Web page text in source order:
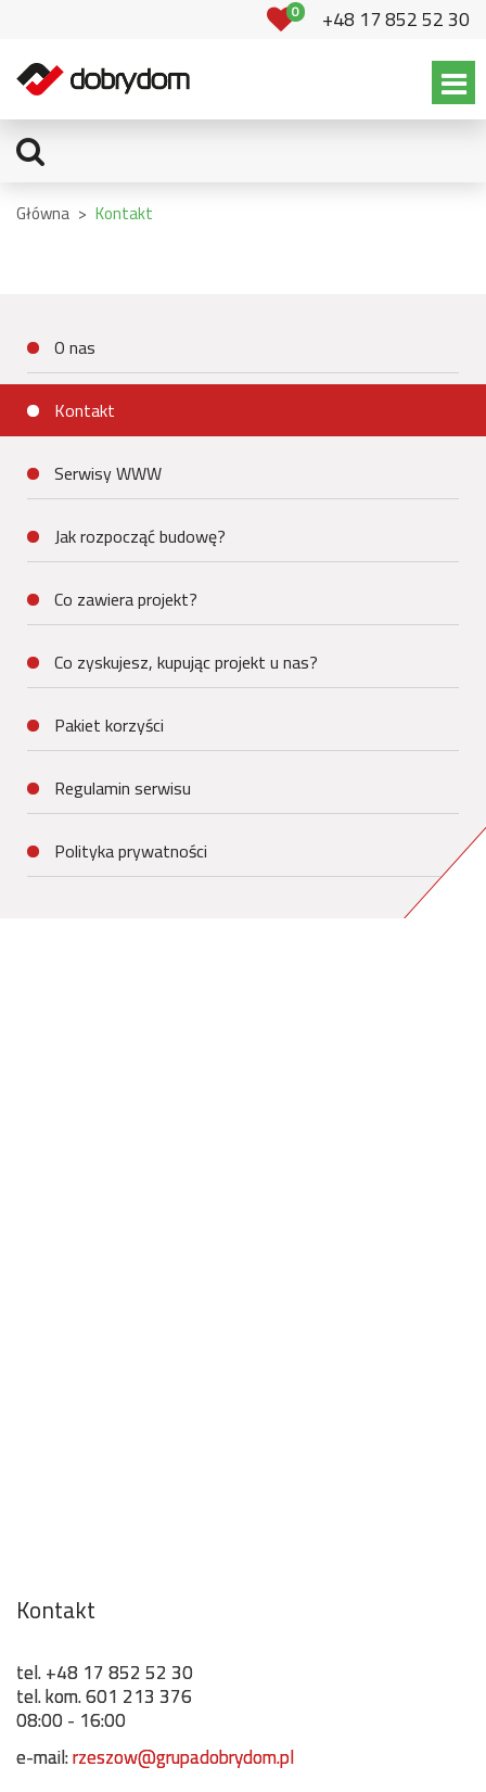
0 +48 17 852 52 30
Główna > Kontakt
O nas
Kontakt
Serwisy WWW
Jak rozpocząć budowę?
Co zawiera projekt?
Co zyskujesz, kupując projekt u nas?
Pakiet korzyści
Regulamin serwisu
Polityka prywatności
Kontakt
tel. +48 17 852 52 30
tel. kom. 601 213 376
08:00 - 16:00
e-mail:rzeszow@grupadobrydom.pl